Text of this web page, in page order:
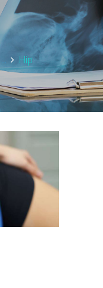
... Hip